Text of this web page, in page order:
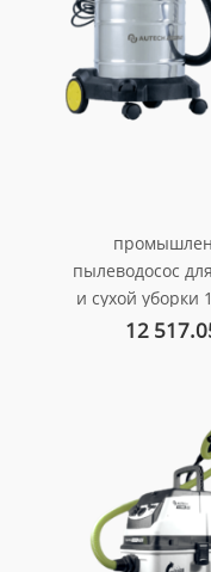
пылеводосос
и сухой уборки
1400 ватт
12